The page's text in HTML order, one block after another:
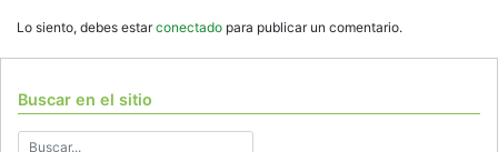
Lo siento, debes estarconectado para publicar un comentario.
Buscar en el sitio